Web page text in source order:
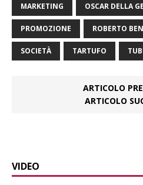
MARKETING OSCAR DELLA
PROMOZIONE ROBERTO
SOCIETÀ TARTUFO
ARTICOLO
ARTICOLO
VIDEO